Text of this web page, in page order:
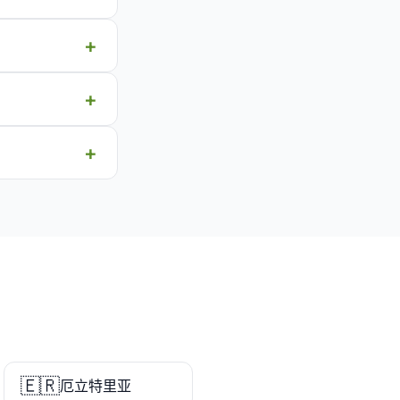
🇪🇷厄立特里亚